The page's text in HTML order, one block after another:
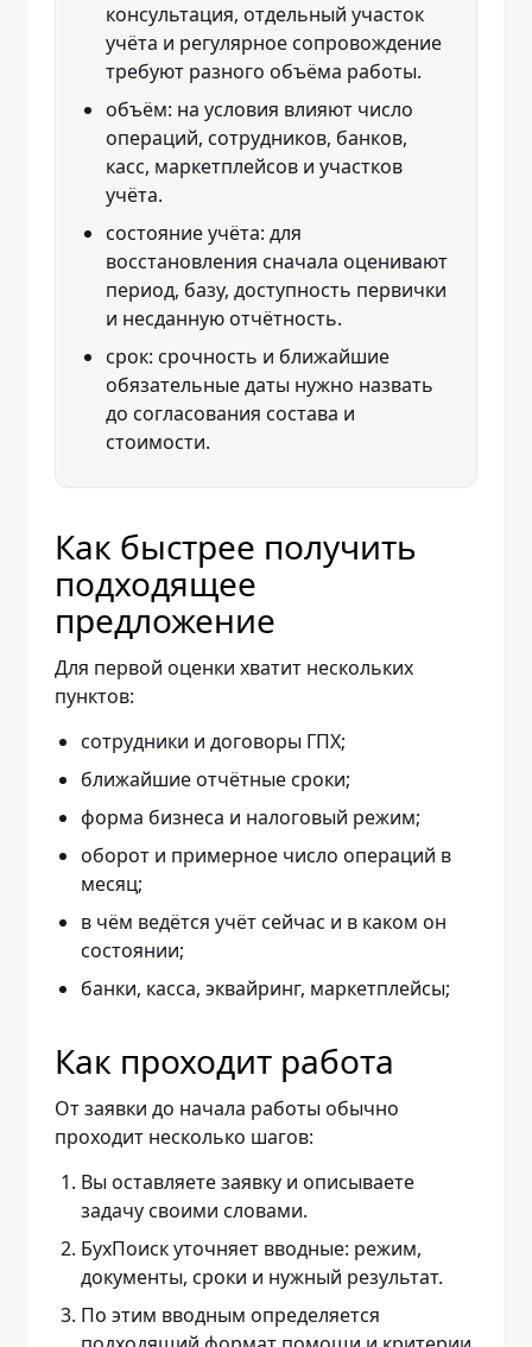
консультация, отдельный участок
учёта и регулярное сопровождение
требуют разного объёма работы.
объём: на условия влияют число
операций, сотрудников, банков,
касс, маркетплейсов и участков
учёта.
состояние учёта: для
восстановления сначала оценивают
период, базу, доступность первички
и несданную отчётность.
срок: срочность и ближайшие
обязательные даты нужно назвать
до согласования состава и
стоимости.
Как быстрее получить
подходящее
предложение
Для первой оценки хватит нескольких
пунктов:
сотрудники и договоры ГПХ;
ближайшие отчётные сроки;
форма бизнеса и налоговый режим;
оборот и примерное число операций в
месяц;
в чём ведётся учёт сейчас и в каком он
состоянии;
банки, касса, эквайринг, маркетплейсы;
Как проходит работа
От заявки до начала работы обычно
проходит несколько шагов:
Вы оставляете заявку и описываете
задачу своими словами.
БухПоиск уточняет вводные: режим,
документы, сроки и нужный результат.
По этим вводным определяется